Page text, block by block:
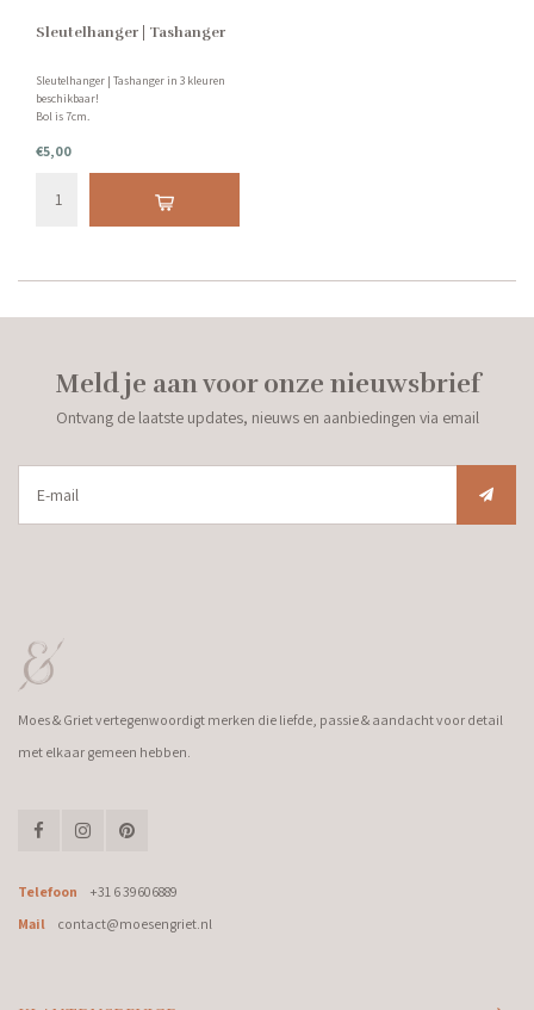
Sleutelhanger | Tashanger
Sleutelhanger | Tashanger in 3 kleuren
beschikbaar!
Bol is 7cm.
€5,00
Meld je aan voor onze nieuwsbrief
Ontvang de laatste updates, nieuws en aanbiedingen via email
Moes & Griet vertegenwoordigt merken die liefde, passie & aandacht voor detail
met elkaar gemeen hebben.
Telefoon
+31 6 39606889
Mail
contact@moesengriet.nl